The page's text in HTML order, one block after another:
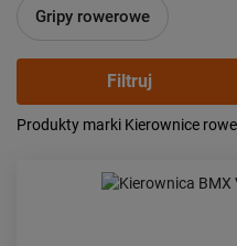
Gripy rowerowe
Popularność:
Produkty marki Kierownice